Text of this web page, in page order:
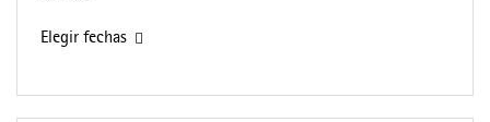
Elegir fechas